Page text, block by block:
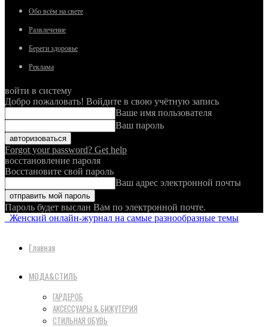
Обо всём на свете
Развлечение
Береги здоровье
Реклама
войти в систему
Добро пожаловать! Войдите в свою учётную запись
Ваше имя пользователя
Ваш пароль
Forgot your password? Get help
восстановление пароля
Восстановите свой пароль
Ваш адрес электронной почты
Пароль будет выслан Вам по электронной почте.
Женский онлайн-журнал на самые разнообразные темы
Главная
МОДА&СТИЛЬ
ГАРДЕРОБ
АКСЕССУАРЫ & БИЖУТЕРИЯ
СТИЛЬНАЯ ОБУВЬ